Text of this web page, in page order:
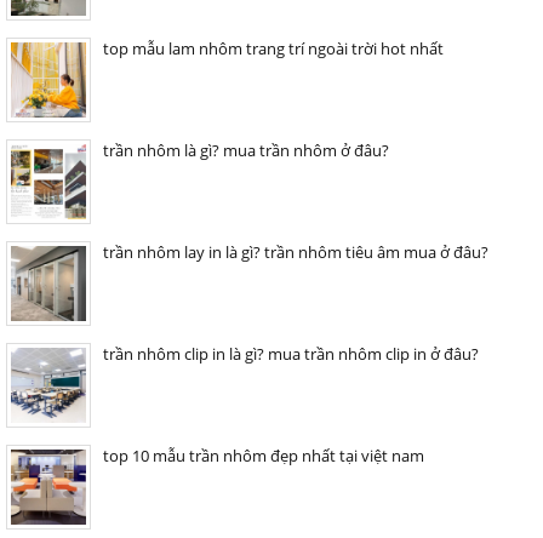
top mẫu lam nhôm trang trí ngoài trời hot nhất
trần nhôm là gì? mua trần nhôm ở đâu?
trần nhôm lay in là gì? trần nhôm tiêu âm mua ở đâu?
trần nhôm clip in là gì? mua trần nhôm clip in ở đâu?
top 10 mẫu trần nhôm đẹp nhất tại việt nam